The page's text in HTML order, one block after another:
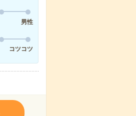
男性
コツコツ